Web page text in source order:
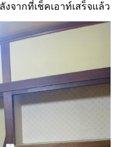
จากที่เช็คเอาท์เสร็จแล้ว